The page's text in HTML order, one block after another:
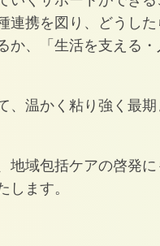
連携を図り、どうし
か、「生活を支える
、温かく粘り強く最
域包括ケアの啓発に
します。